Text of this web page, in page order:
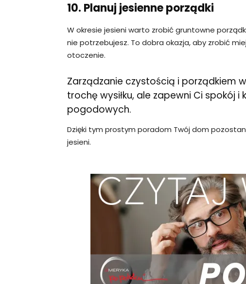
10. Planuj jesienne porządki
W okresie jesieni warto zrobić gruntowne
nie potrzebujesz. To dobra okazja, aby zrobić
otoczenie.
Zarządzanie czystością i porządkiem
trochę wysiłku, ale zapewni Ci spokój
pogodowych.
Dzięki tym prostym poradom Twój dom
jesieni.